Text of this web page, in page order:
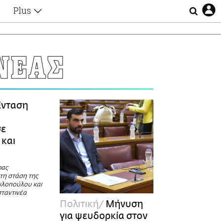
Plus
Αφιερώματα
Ζώδια
Οι Αθηναίοι
Επιλογές
στάση της
και
Πολιτική Μήνυση
για ψευδορκία στον